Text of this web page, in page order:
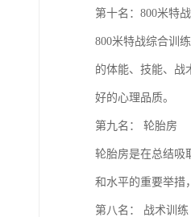
第十名：800米特
800米特战综合训
的体能、技能、战
好的心理品质。
第九名： 轮胎房
轮胎房是在总结吸
和水平的重要举措
第八名： 战术训练